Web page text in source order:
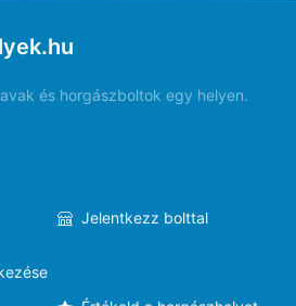
és horgászboltok egy helyen.
Jelentkezz bolttal